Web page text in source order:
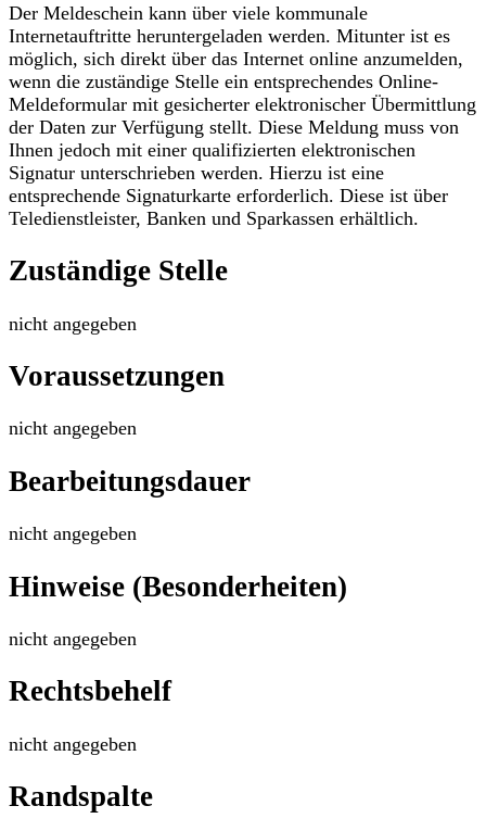
Der Meldeschein kann über viele kommunale
Internetauftritte heruntergeladen werden. Mitunter ist es
möglich, sich direkt über das Internet online anzumelden,
wenn die zuständige Stelle ein entsprechendes Online-
Meldeformular mit gesicherter elektronischer Übermittlung
der Daten zur Verfügung stellt. Diese Meldung muss von
Ihnen jedoch mit einer qualifizierten elektronischen
Signatur unterschrieben werden. Hierzu ist eine
entsprechende Signaturkarte erforderlich. Diese ist über
Teledienstleister, Banken und Sparkassen erhältlich.
Zuständige Stelle
nicht angegeben
Voraussetzungen
nicht angegeben
Bearbeitungsdauer
nicht angegeben
Hinweise (Besonderheiten)
nicht angegeben
Rechtsbehelf
nicht angegeben
Randspalte